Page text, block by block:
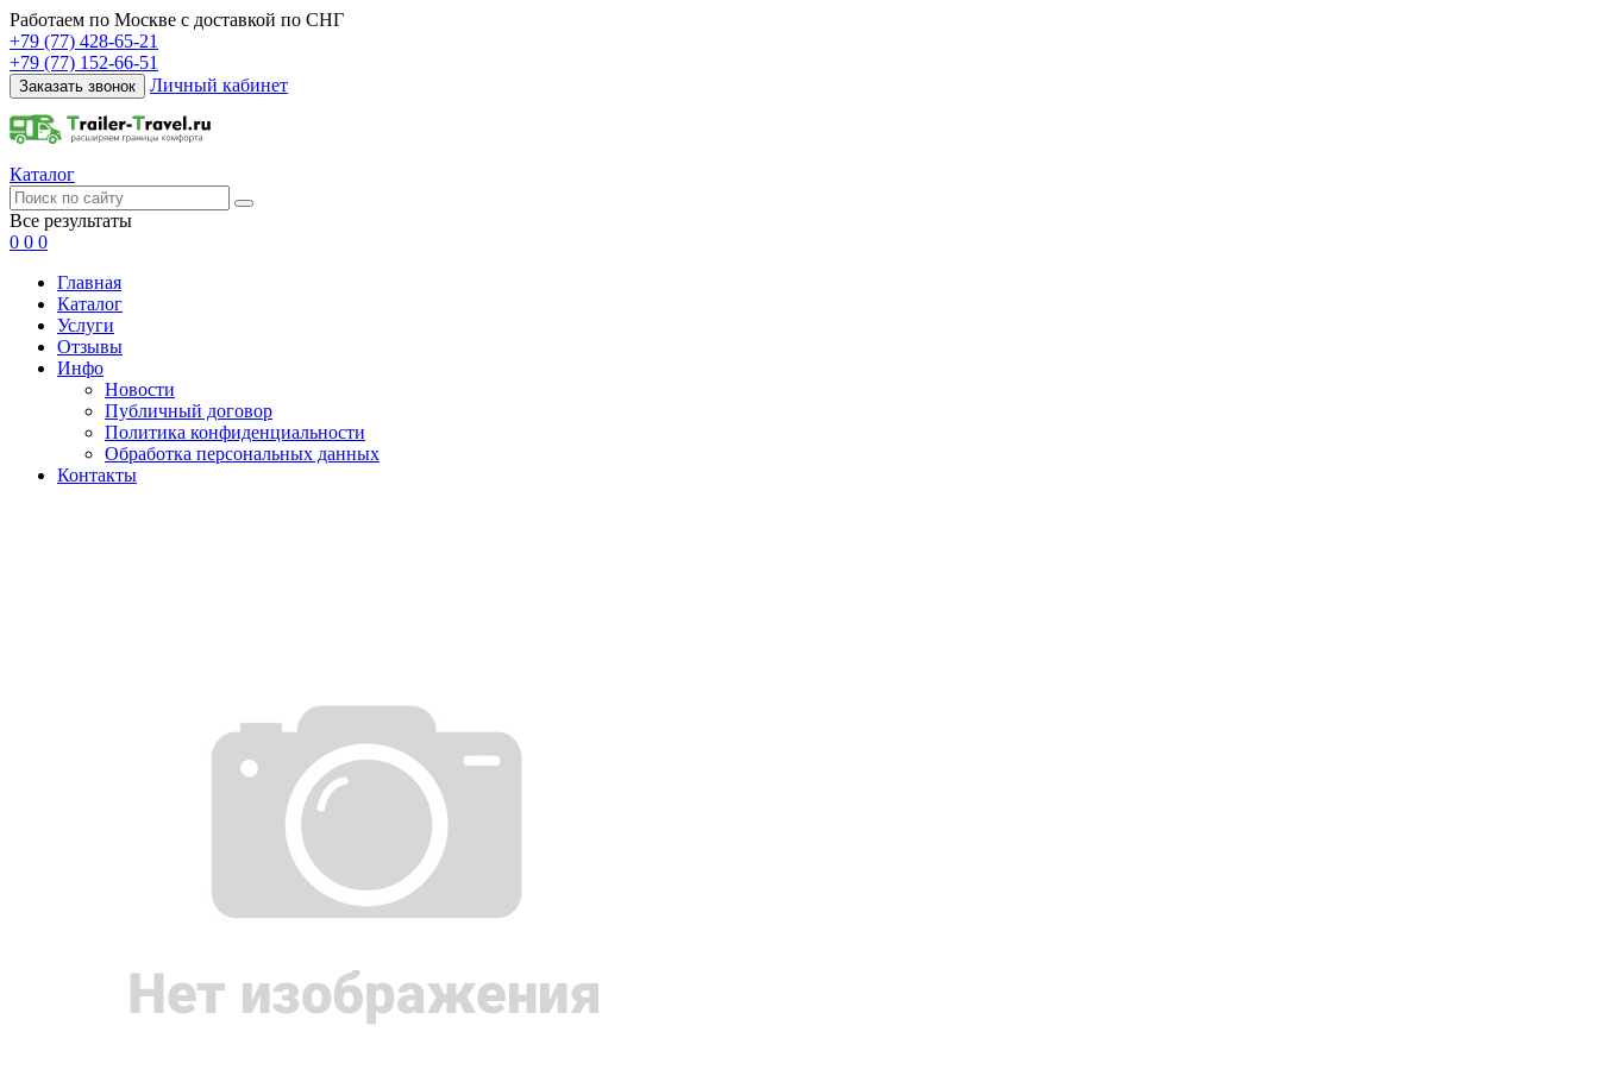
Работаем по Москве с доставкой по СНГ
+79 (77) 428-65-21
+79 (77) 152-66-51
Заказать звонок Личный кабинет
Каталог
Все результаты
0 0 0
Главная
Каталог
Услуги
Отзывы
Инфо
Новости
Публичный договор
Политика конфиденциальности
Обработка персональных данных
Контакты